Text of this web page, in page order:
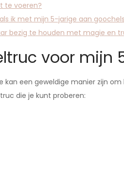
te voeren?
ik met mijn 5-jarige aan
bezig te houden met magie en
voor mijn
een geweldige manier zijn
die je kunt proberen: